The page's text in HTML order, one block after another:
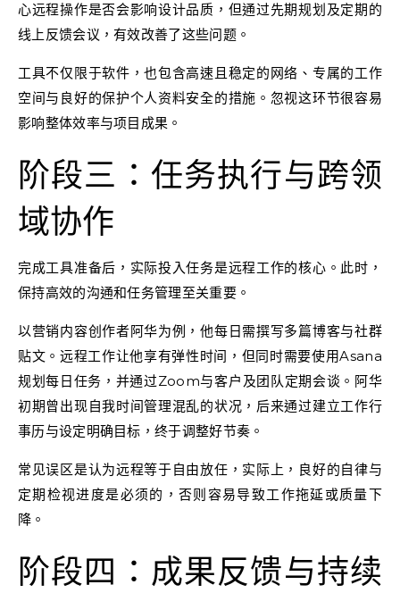
心远程操作是否会影响设计品质，但通过先期规划及定期的
线上反馈会议，有效改善了这些问题。
工具不仅限于软件，也包含高速且稳定的网络、专属的工作
空间与良好的保护个人资料安全的措施。忽视这环节很容易
影响整体效率与项目成果。
阶段三：任务执行与跨领
域协作
完成工具准备后，实际投入任务是远程工作的核心。此时，
保持高效的沟通和任务管理至关重要。
以营销内容创作者阿华为例，他每日需撰写多篇博客与社群
贴文。远程工作让他享有弹性时间，但同时需要使用Asana
规划每日任务，并通过Zoom与客户及团队定期会谈。阿华
初期曾出现自我时间管理混乱的状况，后来通过建立工作行
事历与设定明确目标，终于调整好节奏。
常见误区是认为远程等于自由放任，实际上，良好的自律与
定期检视进度是必须的，否则容易导致工作拖延或质量下
降。
阶段四：成果反馈与持续